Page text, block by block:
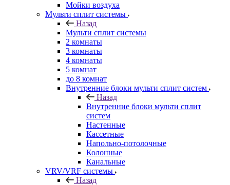
Мойки воздуха
Мульти сплит системы
Назад
Мульти сплит системы
2 комнаты
3 комнаты
4 комнаты
5 комнат
до 8 комнат
Внутренние блоки мульти сплит систем
Назад
Внутренние блоки мульти сплит
систем
Настенные
Кассетные
Напольно-потолочные
Колонные
Канальные
VRV/VRF системы
Назад